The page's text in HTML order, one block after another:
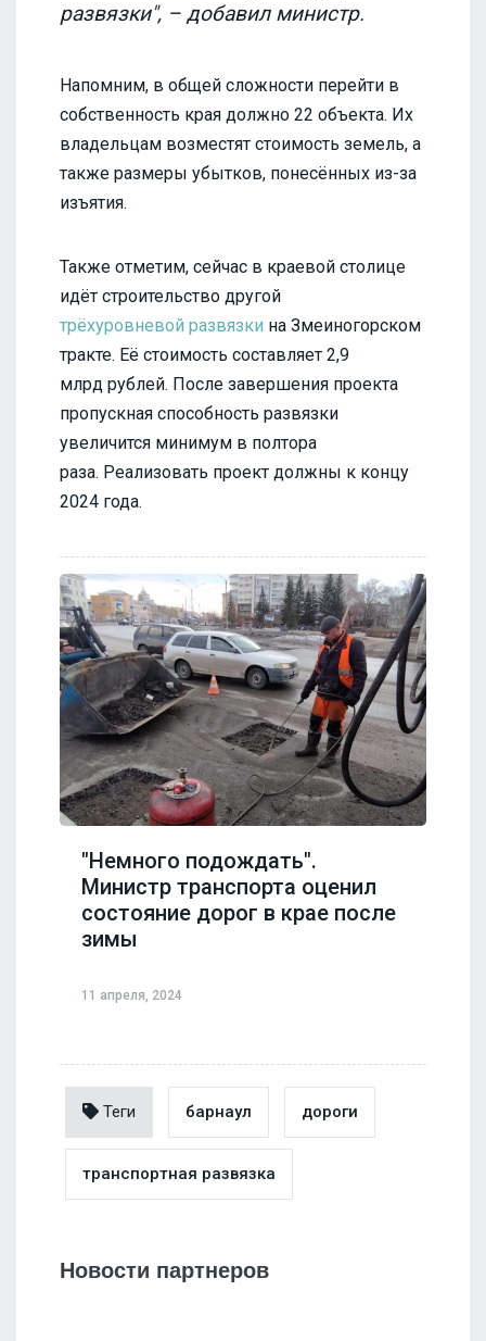
развязки", – добавил министр.
Напомним, в общей сложности перейти в
собственность края должно 22 объекта. Их
владельцам возместят стоимость земель, а
также размеры убытков, понесённых из-за
изъятия.
Также отметим, сейчас в краевой столице
идёт строительство другой
трёхуровневой развязки на Змеиногорском
тракте. Её стоимость составляет 2,9
млрд рублей. После завершения проекта
пропускная способность развязки
увеличится минимум в полтора
раза. Реализовать проект должны к концу
2024 года.
"Немного подождать".
Министр транспорта оценил
состояние дорог в крае после
зимы
11 апреля, 2024
Теги барнаул дороги
транспортная развязка
Новости партнеров